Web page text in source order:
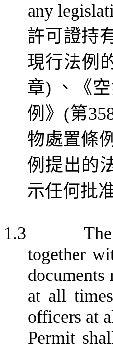
any
許可證持
現行法例
章) 、《
例》 (第
物處置條例
例提出的
示任何批
1.3
together
documents
at all
officers at
Permit